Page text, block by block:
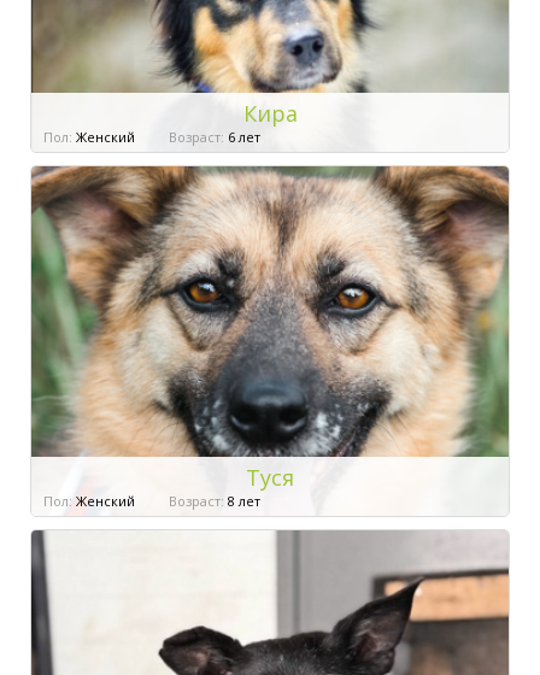
Кира
Пол: Женский Возраст: 6 лет
Туся
Пол: Женский Возраст: 8 лет